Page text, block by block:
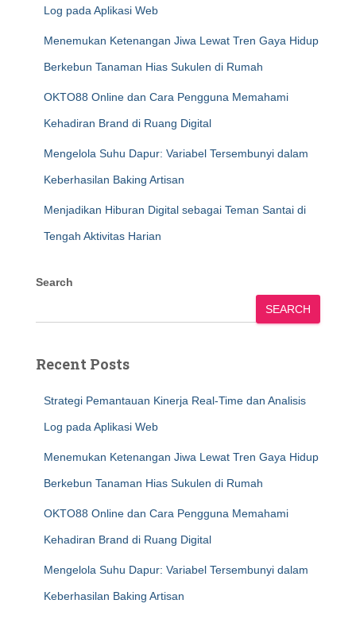
Log pada Aplikasi Web
Menemukan Ketenangan Jiwa Lewat Tren Gaya Hidup
Berkebun Tanaman Hias Sukulen di Rumah
OKTO88 Online dan Cara Pengguna Memahami
Kehadiran Brand di Ruang Digital
Mengelola Suhu Dapur: Variabel Tersembunyi dalam
Keberhasilan Baking Artisan
Menjadikan Hiburan Digital sebagai Teman Santai di
Tengah Aktivitas Harian
Search
SEARCH
Recent Posts
Strategi Pemantauan Kinerja Real-Time dan Analisis
Log pada Aplikasi Web
Menemukan Ketenangan Jiwa Lewat Tren Gaya Hidup
Berkebun Tanaman Hias Sukulen di Rumah
OKTO88 Online dan Cara Pengguna Memahami
Kehadiran Brand di Ruang Digital
Mengelola Suhu Dapur: Variabel Tersembunyi dalam
Keberhasilan Baking Artisan